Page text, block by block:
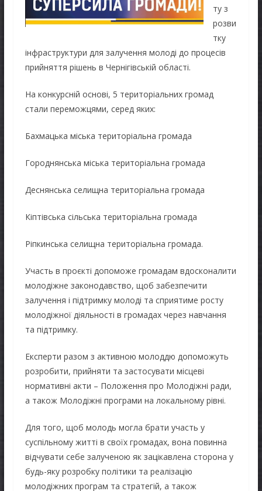
ту з
розви
тку
інфраструктури для залучення молоді до процесів
прийняття рішень в Чернігівській області.
На конкурсній основі, 5 територіальних громад
стали переможцями, серед яких:
Бахмацька міська територіальна громада
Городнянська міська територіальна громада
Деснянська селищна територіальна громада
Кіптівська сільська територіальна громада
Ріпкинська селищна територіальна громада.
Участь в проєкті допоможе громадам вдосконалити
молодіжне законодавство, щоб забезпечити
залучення і підтримку молоді та сприятиме росту
молодіжної діяльності в громадах через навчання
та підтримку.
Експерти разом з активною молоддю допоможуть
розробити, прийняти та застосувати місцеві
нормативні акти – Положення про Молодіжні ради,
а також Молодіжні програми на локальному рівні.
Для того, щоб молодь могла брати участь у
суспільному житті в своїх громадах, вона повинна
відчувати себе залученою як зацікавлена сторона у
будь-яку розробку політики та реалізацію
молодіжних програм та стратегій, а також